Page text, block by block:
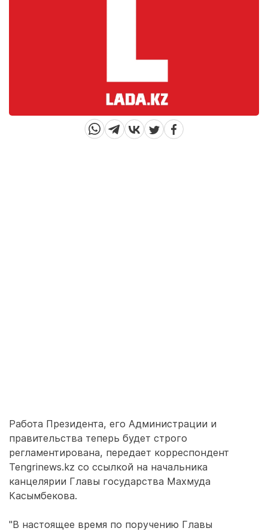
Работа Президента, его Администрации и
правительства теперь будет строго
регламентирована, передает корреспондент
Tengrinews.kz со ссылкой на начальника
канцелярии Главы государства Махмуда
Касымбекова.
"В настоящее время по поручению Главы